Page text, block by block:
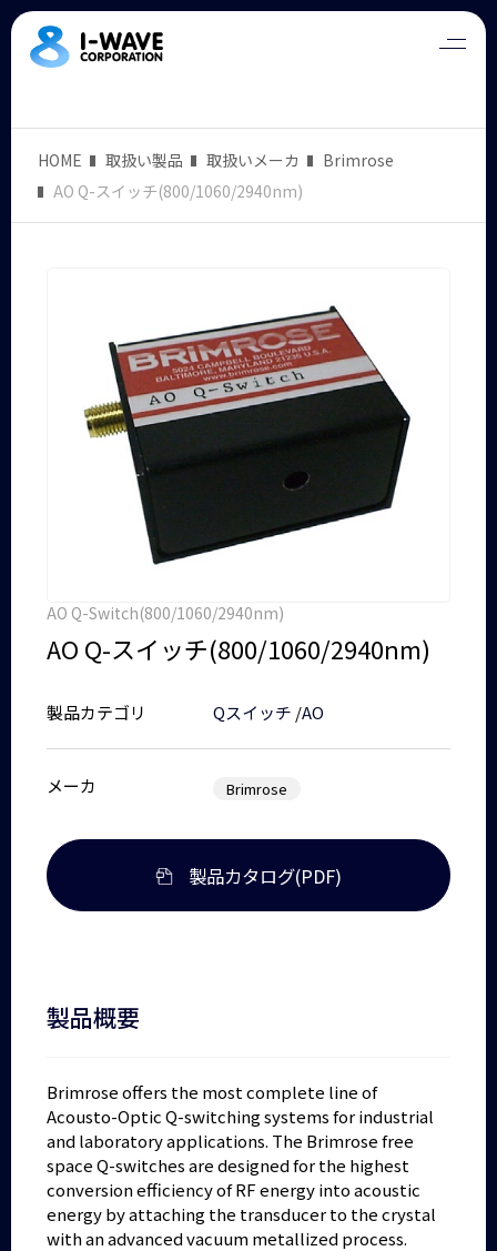
HOME 取扱い製品 取扱いメーカ
Brimrose
AO Q-スイッチ(800/1060/2940nm)
AO Q-Switch(800/1060/2940nm)
AO Q-スイッチ(800/1060/2940nm)
製品カテゴリ Qスイッチ /AO
メーカ Brimrose
製品カタログ(PDF)
製品概要
Brimrose offers the most complete line of
Acousto-Optic Q-switching systems for industrial
and laboratory applications. The Brimrose free
space Q-switches are designed for the highest
conversion efficiency of RF energy into acoustic
energy by attaching the transducer to the crystal
with an advanced vacuum metallized process.